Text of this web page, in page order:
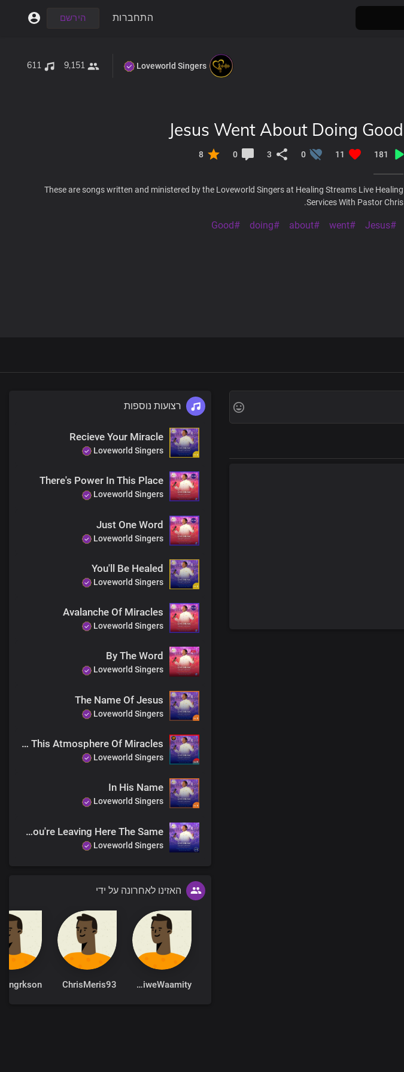
התחברות הירשם
Loveworld Singers
Jesus Went About Doing Good
181
11
0
3
0
8
These are songs written and ministered by the Loveworld Singers at Healing Streams Live Healing
Services With Pastor Chris.
#Jesus
#went
#about
#doing
#Good
רצועות נוספות
Recieve Your Miracle
Loveworld Singers
There's Power In This Place
Loveworld Singers
Just One Word
Loveworld Singers
You'll Be Healed
Loveworld Singers
Avalanche Of Miracles
Loveworld Singers
By The Word
Loveworld Singers
The Name Of Jesus
Loveworld Singers
In This Atmosphere Of Miracles
Loveworld Singers
In His Name
Loveworld Singers
There's No Way You're Leaving Here The Same
Loveworld Singers
האזינו לאחרונה על ידי
ThandiweWaamity
ChrisMeris93
engrkson